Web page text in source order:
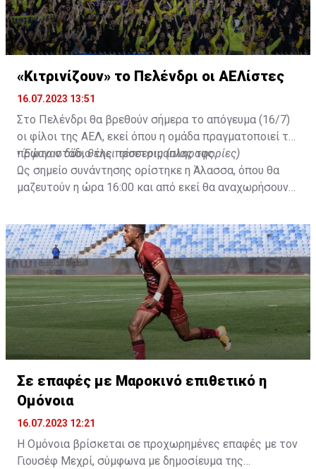
«Κιτρινίζουν» το Πελένδρι οι ΑΕΛίστες
16.07.2023 13:51
Στο Πελένδρι θα βρεθούν σήμερα το απόγευμα (16/7)
οι φίλοι της ΑΕΛ, εκεί όπου η ομάδα πραγματοποιεί το
πρώτο στάδιο της προετοιμασίας της.
•Έφυγαν δύο, θέλει τέσσερις (πληροφορίες)
Ως σημείο συνάντησης ορίστηκε η Άλασσα, όπου θα
μαζευτούν η ώρα 16:00 και από εκεί θα αναχωρήσουν
δώοσυν το παρών τους στην απογευματινή προπόνηση
της ομάδας.
Σε επαφές με Μαροκινό επιθετικό η
Ομόνοια
16.07.2023 12:21
Η Ομόνοια βρίσκεται σε προχωρημένες επαφές με τον
Γιουσέφ Μεχρί, σύμφωνα με δημοσίευμα της